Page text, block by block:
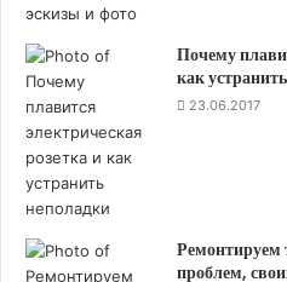
отличаться по цвету.
красный, черный и белый
Основные
К кабелю
предъявляются несколько
особенностям.
Почему
как
23.06.2017
Ремонтируем
проблем,